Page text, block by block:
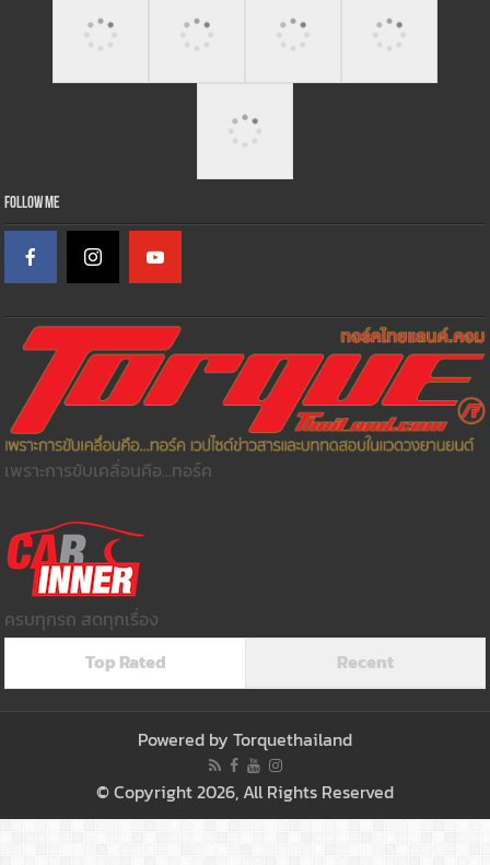
Follow Me
เพราะการขับเคลื่อนคือ...ทอร์ค
ครบทุกรถ สดทุกเรื่อง
Top Rated
Recent
Powered by Torquethailand
© Copyright 2026, All Rights Reserved